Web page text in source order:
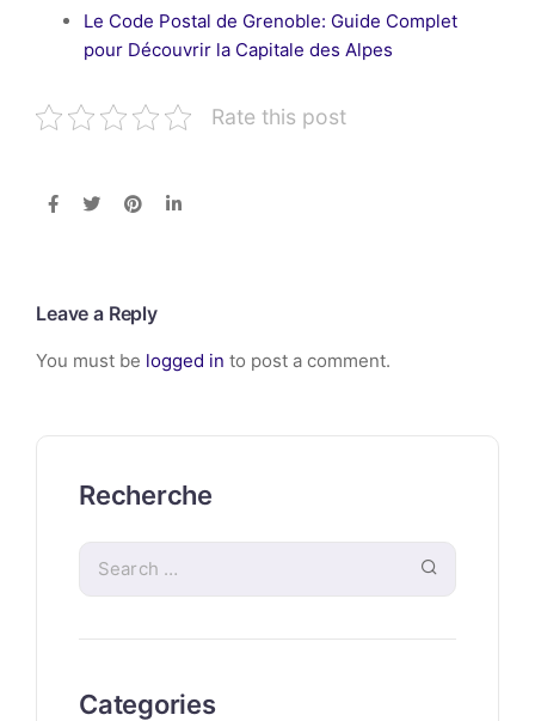
Le Code Postal de Grenoble: Guide Complet
pour Découvrir la Capitale des Alpes
Rate this post
Leave a Reply
You must be logged in to post a comment.
Recherche
Categories